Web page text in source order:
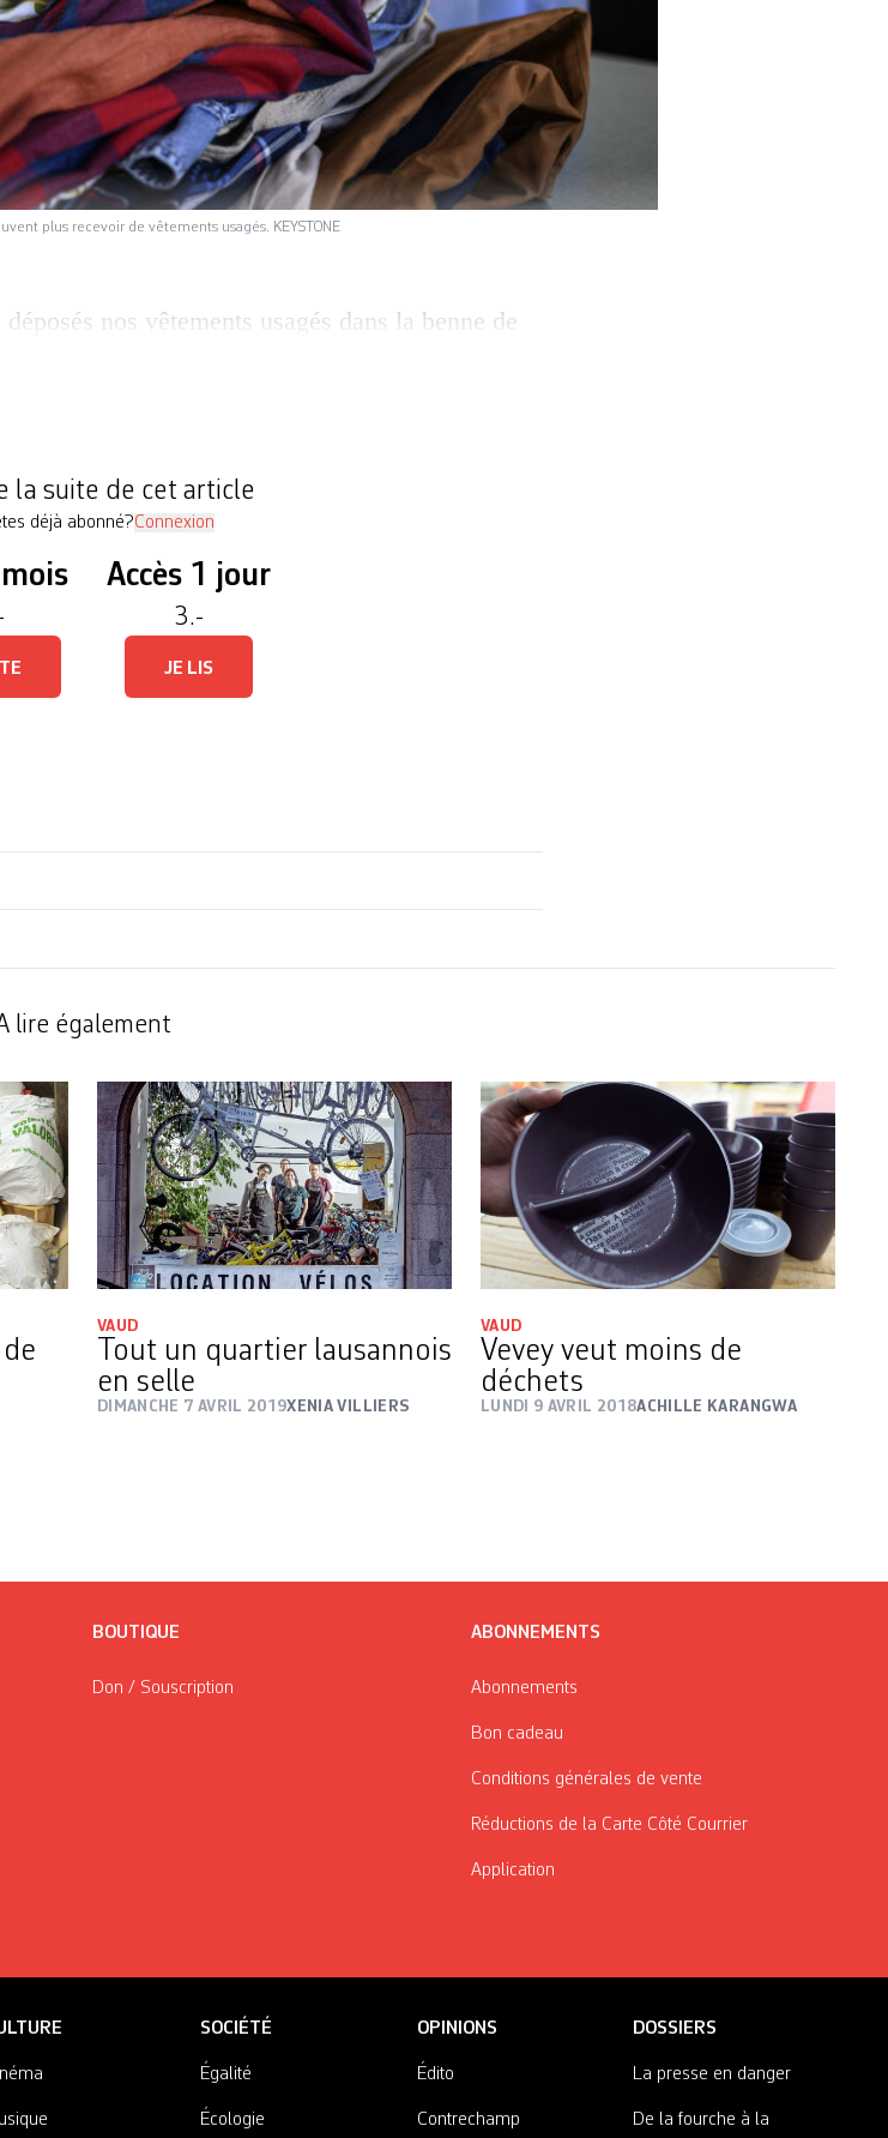
plus recevoir de vêtements usagés. KEYSTONE
nos vêtements usagés dans la benne de
la suite de cet article
déjà abonné?Connexion
Accès 1 jour
3.-
JE LIS
lire également
VAUD
Tout un quartier lausannois
en selle
DIMANCHE 7 AVRIL 2019XENIA VILLIERS
VAUD
Vevey veut moins de
déchets
LUNDI 9 AVRIL 2018ACHILLE KARANGWA
BOUTIQUE
Don / Souscription
ABONNEMENTS
Abonnements
Bon cadeau
Conditions générales de vente
Réductions de la Carte Côté Courrier
Application
SOCIÉTÉ
Égalité
Écologie
OPINIONS
Édito
Contrechamp
DOSSIERS
La presse en danger
De la fourche à la